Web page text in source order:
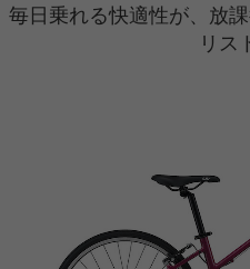
毎日乗れる快適性が、放
リス